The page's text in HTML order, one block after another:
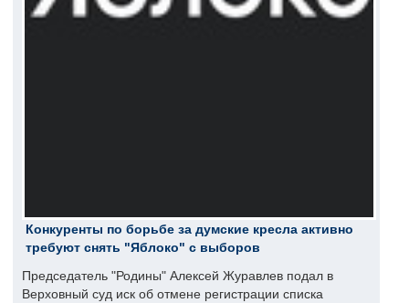
Конкуренты по борьбе за думские кресла активно
требуют снять "Яблоко" с выборов
Председатель "Родины" Алексей Журавлев подал в
Верховный суд иск об отмене регистрации списка